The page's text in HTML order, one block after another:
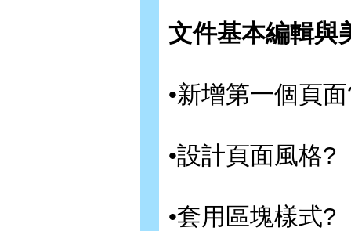
文件基本編輯與
•新增第一個頁
•設計頁面風格?
•套用區塊樣式?